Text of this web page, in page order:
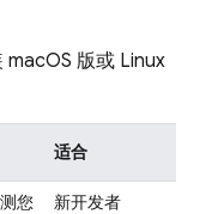
版或 Linux
适合
您
新开发者